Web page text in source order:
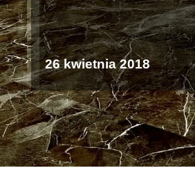
26 kwietnia 2018